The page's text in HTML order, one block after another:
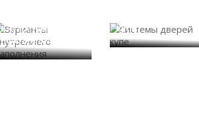
внутреннего
наполнения
купе